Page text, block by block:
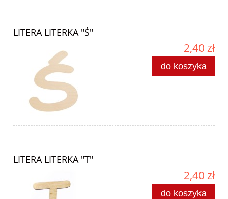
LITERA LITERKA "Ś"
2,40 zł
do koszyka
LITERA LITERKA "T"
2,40 zł
do koszyka